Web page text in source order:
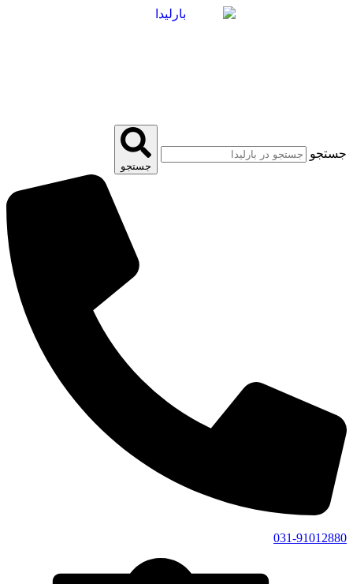
جستجو
جستجو
031-91012880